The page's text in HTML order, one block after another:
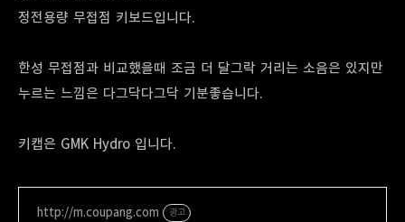
정전용량 무접점 키보드입니다.
한성 무접점과 비교했을때 조금 더 달그락 거리는 소음은 있지만
누르는 느낌은 다그닥다그닥 기분좋습니다.
키캡은 GMK Hydro 입니다.
http://m.coupang.com 광고